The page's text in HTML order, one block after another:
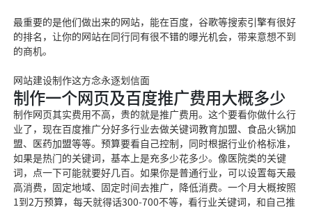
最重要的是他们做出来的网站，能在百度，谷歌等搜索引擎有很好
的排名，让你的网站在同行同有很不错的曝光机会，带来意想不到
的商机。
网站建设制作这方念永逐划信面
制作一个网页及百度推广费用大概多少
制作网页其实费用不高，贵的就是推广费用。这个要看你做什么行
业了，现在百度推广分好多行业去做关键词教育加盟、食品火锅加
盟、医药加盟等等。预算要看自己控制，同时根据行业价格标准，
如果是热门的关键词，基本上是充多少花多少。像医院类的关键
词，点一下可能就要好几百。如果你是普通行业，可以设置每天最
高消费，固定地域、固定时间去推广，降低消费。一个月大概按照
1到2万预算，每天就得话300-700不等，看行业关键词，和自己推